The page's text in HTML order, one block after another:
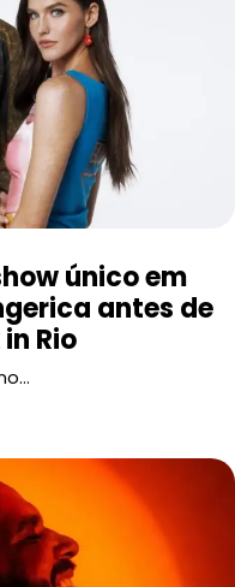
único em
antes de
Rio